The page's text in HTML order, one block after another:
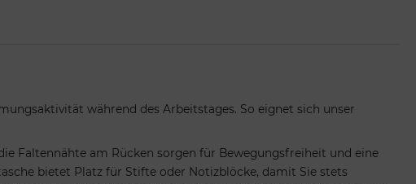
während des Arbeitstages. So eignet sich unser
Faltennähte am Rücken sorgen für Bewegungsfreiheit und eine
bietet Platz für Stifte oder Notizblöcke, damit Sie stets